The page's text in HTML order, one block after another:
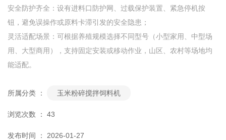
安全防护齐全：设有进料口防护网、过载保护装置、紧急停机按
钮，避免误操作或原料卡滞引发的安全隐患；
灵活适配场景：可根据养殖规模选择不同型号（小型家用、中型场
用、大型商用），支持固定安装或移动作业，山区、农村等场地均
能适配。
所属分类 ： 玉米粉碎搅拌饲料机
浏览次数 ： 43
发布时间 ： 2026-01-27